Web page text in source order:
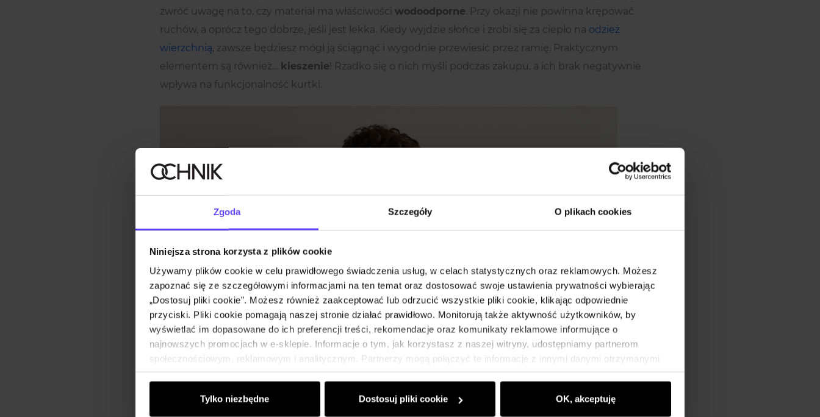
Zgoda Szczegóły O plikach cookies
Niniejsza strona korzysta z plików cookie
Używamy plików cookie w celu prawidłowego świadczenia usług, w celach statystycznych oraz reklamowych. Możesz
zapoznać się ze szczegółowymi informacjami na ten temat oraz dostosować swoje ustawienia prywatności wybierając
„Dostosuj pliki cookie”. Możesz również zaakceptować lub odrzucić wszystkie pliki cookie, klikając odpowiednie
przyciski. Pliki cookie pomagają naszej stronie działać prawidłowo. Monitorują także aktywność użytkowników, by
wyświetlać im dopasowane do ich preferencji treści, rekomendacje oraz komunikaty reklamowe informujące o
najnowszych promocjach w e-sklepie. Informacje o tym, jak korzystasz z naszej witryny, udostępniamy partnerom
społecznościowym, reklamowym i analitycznym. Partnerzy mogą połączyć te informacje z innymi danymi otrzymanymi
od Ciebie lub uzyskanymi podczas korzystania z ich usług.
Tylko niezbędne Dostosuj pliki cookie OK, akceptuję
zwróć uwagę na to, czy materiał ma właściwości wodoodporne. Przy okazji nie powinna krępować
ruchów, a oprócz tego dobrze, jeśli jest lekka. Kiedy wyjdzie słońce i zrobi się za ciepło na odzież
wierzchnią, zawsze będziesz mógł ją ściągnąć i wygodnie przewiesić przez ramię. Praktycznym
elementem są również… kieszenie ! Rzadko się o nich myśli podczas zakupu, a ich brak negatywnie
wpływa na funkcjonalność kurtki.